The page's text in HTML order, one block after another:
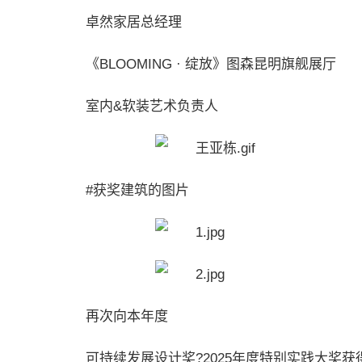
卓然家居总经理
《BLOOMING · 绽放》图森昆明旗舰展厅
室内&软装艺术负责人
#获奖建筑的图片
再次向本年度
可持续发展设计奖?2025年度特别实践大奖获